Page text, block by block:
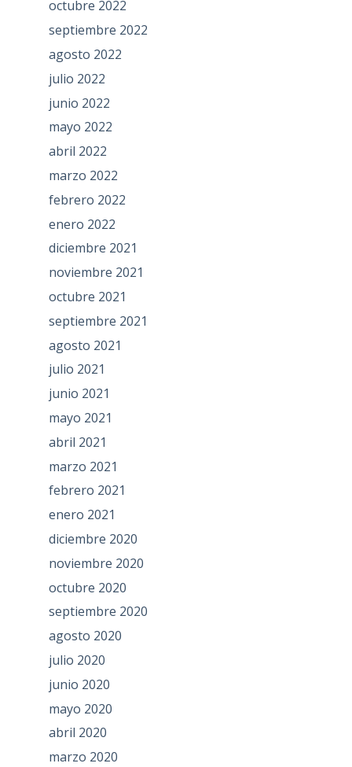
octubre 2022
septiembre 2022
agosto 2022
julio 2022
junio 2022
mayo 2022
abril 2022
marzo 2022
febrero 2022
enero 2022
diciembre 2021
noviembre 2021
octubre 2021
septiembre 2021
agosto 2021
julio 2021
junio 2021
mayo 2021
abril 2021
marzo 2021
febrero 2021
enero 2021
diciembre 2020
noviembre 2020
octubre 2020
septiembre 2020
agosto 2020
julio 2020
junio 2020
mayo 2020
abril 2020
marzo 2020